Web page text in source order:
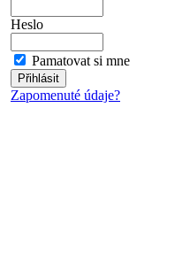
Heslo
Pamatovat si mne
Zapomenuté údaje?